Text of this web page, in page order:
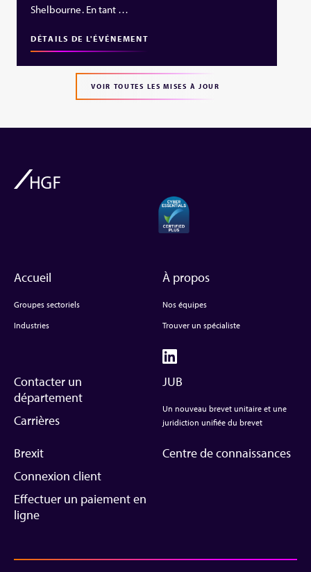
Shelbourne. En tant …
DÉTAILS DE L'ÉVÉNEMENT
VOIR TOUTES LES MISES À JOUR
Accueil
Groupes sectoriels
Industries
À propos
Nos équipes
Trouver un spécialiste
Contacter un
département
Carrières
JUB
Un nouveau brevet unitaire et une
juridiction unifiée du brevet
Brexit
Connexion client
Effectuer un paiement en
ligne
Centre de connaissances